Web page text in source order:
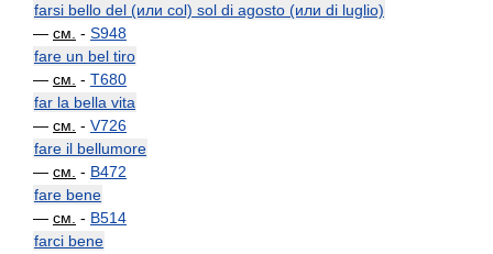
farsi bello del (или col) sol di agosto (или di luglio)
— см. - S948
fare un bel tiro
— см. - T680
far la bella vita
— см. - V726
fare il bellumore
— см. - B472
fare bene
— см. - B514
farci bene